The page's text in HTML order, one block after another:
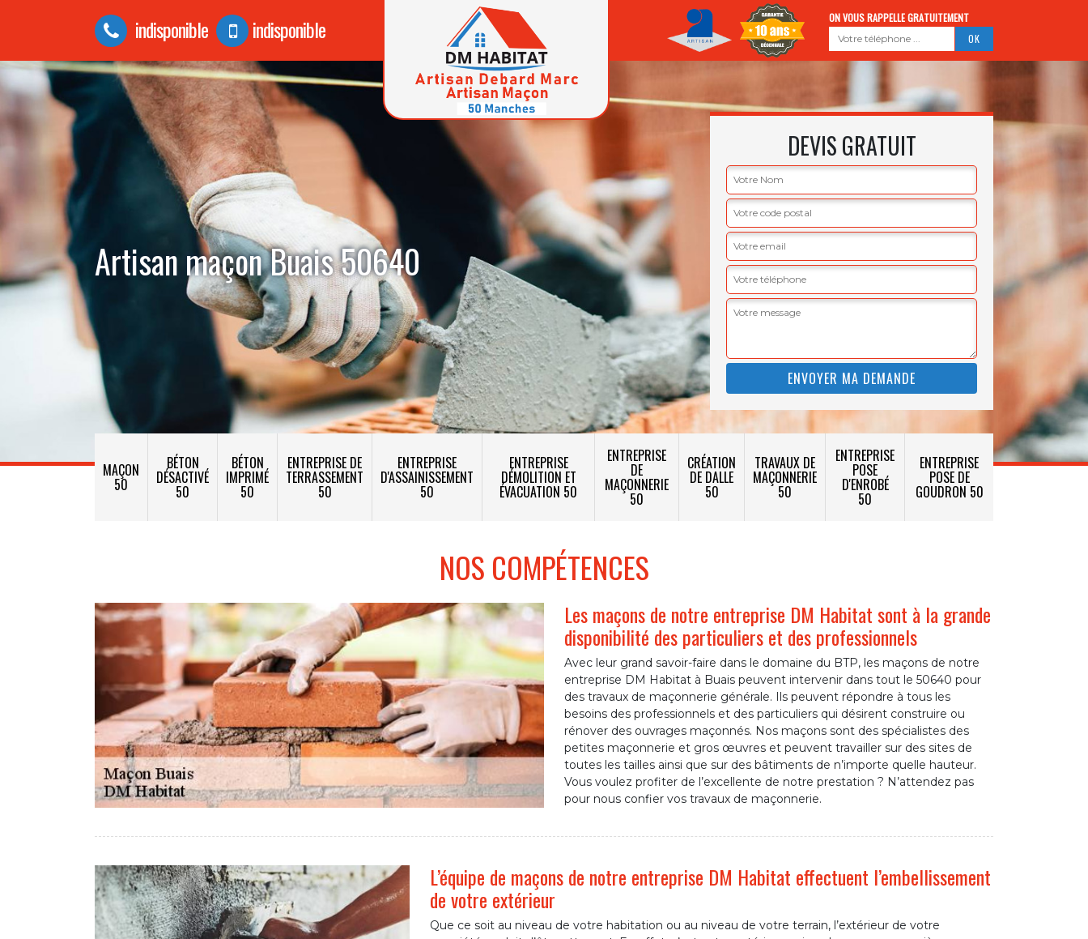
indisponible indisponible ON VOUS RAPPELLE GRATUITEMENT
Artisan maçon Buais 50640
DEVIS GRATUIT
MAÇON
50
BÉTON
DÉSACTIVÉ
50
BÉTON
IMPRIMÉ
50
ENTREPRISE DE
TERRASSEMENT
50
ENTREPRISE
D'ASSAINISSEMENT
50
ENTREPRISE
DÉMOLITION ET
ÉVACUATION 50
ENTREPRISE
DE
MAÇONNERIE
50
CRÉATION
DE DALLE
50
TRAVAUX DE
MAÇONNERIE
50
ENTREPRISE
POSE
D'ENROBÉ
50
ENTREPRISE
POSE DE
GOUDRON 50
NOS COMPÉTENCES
Les maçons de notre entreprise DM Habitat sont à la grande
disponibilité des particuliers et des professionnels
Avec leur grand savoir-faire dans le domaine du BTP, les maçons de notre
entreprise DM Habitat à Buais peuvent intervenir dans tout le 50640 pour
des travaux de maçonnerie générale. Ils peuvent répondre à tous les
besoins des professionnels et des particuliers qui désirent construire ou
rénover des ouvrages maçonnés. Nos maçons sont des spécialistes des
petites maçonnerie et gros œuvres et peuvent travailler sur des sites de
toutes les tailles ainsi que sur des bâtiments de n’importe quelle hauteur.
Vous voulez profiter de l’excellente de notre prestation ? N’attendez pas
pour nous confier vos travaux de maçonnerie.
L’équipe de maçons de notre entreprise DM Habitat effectuent l’embellissement
de votre extérieur
Que ce soit au niveau de votre habitation ou au niveau de votre terrain, l’extérieur de votre